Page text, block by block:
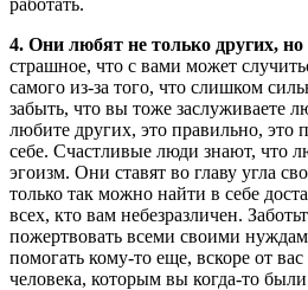
4. Они любят не только других, но
страшное, что с вами может
самого из-за того, что слишком
забыть, что вы тоже заслуживаете
любите других, это правильно, это
себе. Счастливые люди знают, что
эгоизм. Они ставят во главу угла
только так можно найти в себе
всех, кто вам небезразличен.
пожертвовать всеми своими
помогать кому-то еще, вскоре от
человека, которым вы когда-то